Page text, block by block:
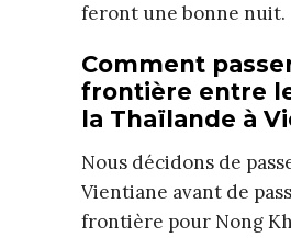
feront une bonne nuit.
Comment
frontière entre
la Thaïlande à
Nous décidons de
Vientiane avant de
frontière pour Nong